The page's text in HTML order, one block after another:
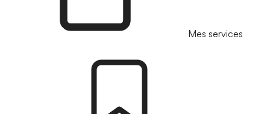
Mes services